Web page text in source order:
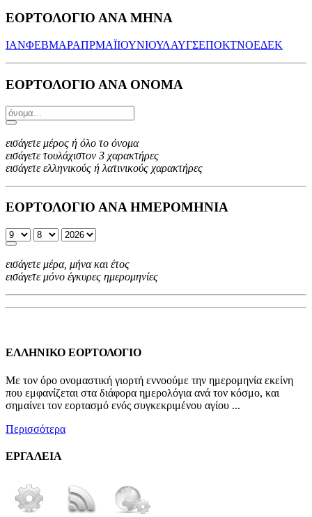
ΕΟΡΤΟΛΟΓΙΟ ΑΝΑ ΜΗΝΑ
ΙΑΝΦΕΒΜΑΡΑΠΡΜΑΪΙΟΥΝΙΟΥΛΑΥΓΣΕΠΟΚΤΝΟΕΔΕΚ
ΕΟΡΤΟΛΟΓΙΟ ΑΝΑ ΟΝΟΜΑ
εισάγετε μέρος ή όλο το όνομα
εισάγετε τουλάχιστον 3 χαρακτήρες
εισάγετε ελληνικούς ή λατινικούς χαρακτήρες
ΕΟΡΤΟΛΟΓΙΟ ΑΝΑ ΗΜΕΡΟΜΗΝΙΑ
εισάγετε μέρα, μήνα και έτος
εισάγετε μόνο έγκυρες ημερομηνίες
ΕΛΛΗΝΙΚΟ ΕΟΡΤΟΛΟΓΙΟ
Με τον όρο ονομαστική γιορτή εννοούμε την ημερομηνία εκείνη
που εμφανίζεται στα διάφορα ημερολόγια ανά τον κόσμο, και
σημαίνει τον εορτασμό ενός συγκεκριμένου αγίου ...
Περισσότερα
ΕΡΓΑΛΕΙΑ